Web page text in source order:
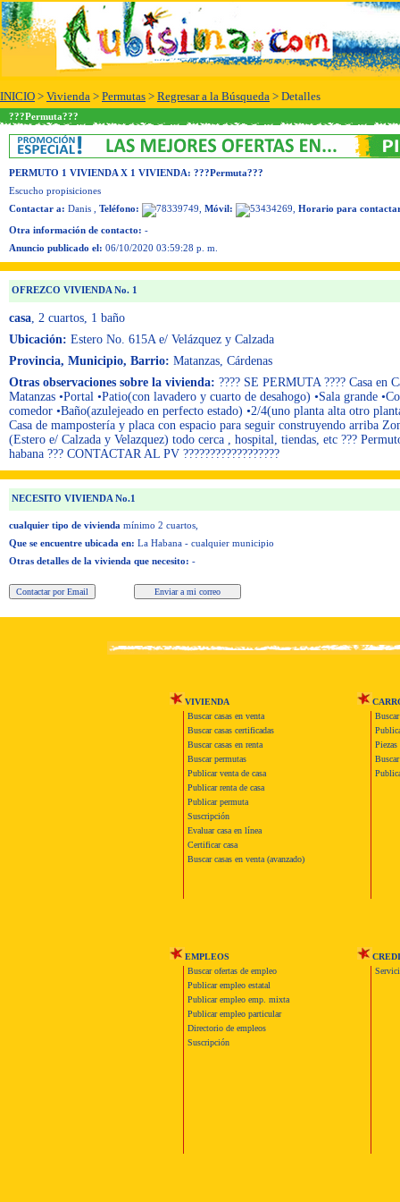
INICIO > Vivienda > Permutas > Regresar a la Búsqueda > Detalles
???Permuta???
PERMUTO 1 VIVIENDA X 1 VIVIENDA: ???Permuta???
Escucho propisiciones
Contactar a: Danis Teléfono: Móvil:
Horario para
Otra información de contacto: -
Anuncio publicado el: 06/10/2020 03:59:28 p. m.
OFREZCO VIVIENDA No. 1
casa, 2 cuartos, 1 baño
Ubicación: Estero No. 615A e/ Velázquez y Calzada
Provincia, Municipio, Barrio: Matanzas, Cárdenas
Otras observaciones sobre la vivienda: ???? SE PERMUTA ???? Casa en
Matanzas •Portal •Patio(con lavadero y cuarto de desahogo) •Sala grande
comedor •Baño(azulejeado en perfecto estado) •2/4(uno planta alta otro
Casa de mampostería y placa con espacio para seguir construyendo arriba
(Estero e/ Calzada y Velazquez) todo cerca , hospital, tiendas, etc ???
habana ??? CONTACTAR AL PV ??????????????????
NECESITO VIVIENDA No.1
cualquier tipo de vivienda mínimo 2 cuartos,
Que se encuentre ubicada en: La Habana - cualquier municipio
Otras detalles de la vivienda que necesito: -
VIVIENDA
Buscar casas en venta
Buscar casas certificadas
Buscar casas en renta
Buscar permutas
Publicar venta de casa
Publicar renta de casa
Publicar permuta
Suscripción
Evaluar casa en línea
Certificar casa
Buscar casas en venta (avanzado)
Piezas
EMPLEOS
Buscar ofertas de empleo
Publicar empleo estatal
Publicar empleo emp. mixta
Publicar empleo particular
Directorio de empleos
Suscripción